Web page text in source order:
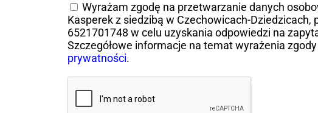
Wyrażam zgodę na przetwarzanie danych
Kasperek z siedzibą w Czechowicach-Dziedzicach,
6521701748 w celu uzyskania odpowiedzi na
Szczegółowe informacje na temat wyrażenia
prywatności.